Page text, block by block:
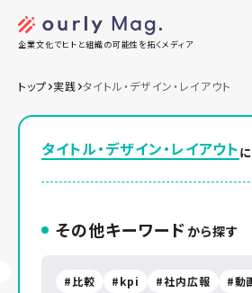
企業文化でヒトと組織の可能性を拓くメディア
トップ 実践 タイトル・デザイン・レイアウト
タイトル・デザイン・レイアウト
その他キーワード から探す
比較 kpi 社内広報 動